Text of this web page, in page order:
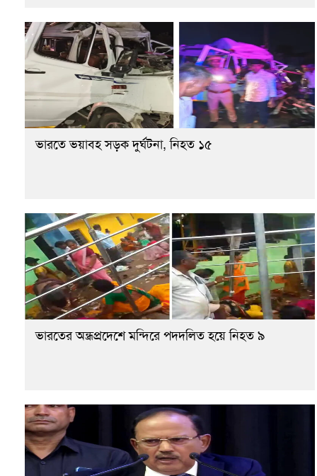
ভারতে ভয়াবহ সড়ক দুর্ঘটনা, নিহত ১৫
ভারতের অন্ধ্রপ্রদেশে মন্দিরে পদদলিত হয়ে নিহত ৯